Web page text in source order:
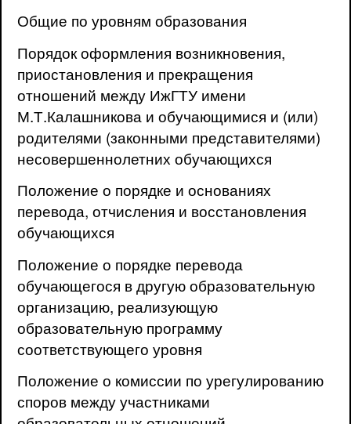
Общие по уровням образования
Порядок оформления возникновения,
приостановления и прекращения
отношений между ИжГТУ имени
М.Т.Калашникова и обучающимися и (или)
родителями (законными представителями)
несовершеннолетних обучающихся
Положение о порядке и основаниях
перевода, отчисления и восстановления
обучающихся
Положение о порядке перевода
обучающегося в другую образовательную
организацию, реализующую
образовательную программу
соответствующего уровня
Положение о комиссии по урегулированию
споров между участниками